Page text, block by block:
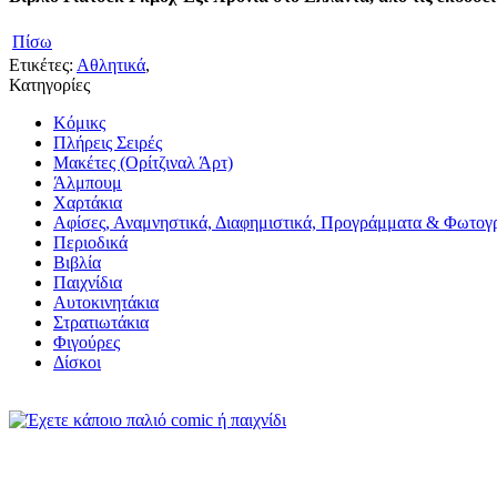
Πίσω
Ετικέτες: Αθλητικά,
Κατηγορίες
Κόμικς
Πλήρεις Σειρές
Μακέτες (Ορίτζιναλ Άρτ)
Άλμπουμ
Χαρτάκια
Αφίσες, Αναμνηστικά, Διαφημιστικά, Προγράμματα &
Περιοδικά
Βιβλία
Παιχνίδια
Αυτοκινητάκια
Στρατιωτάκια
Φιγούρες
Δίσκοι